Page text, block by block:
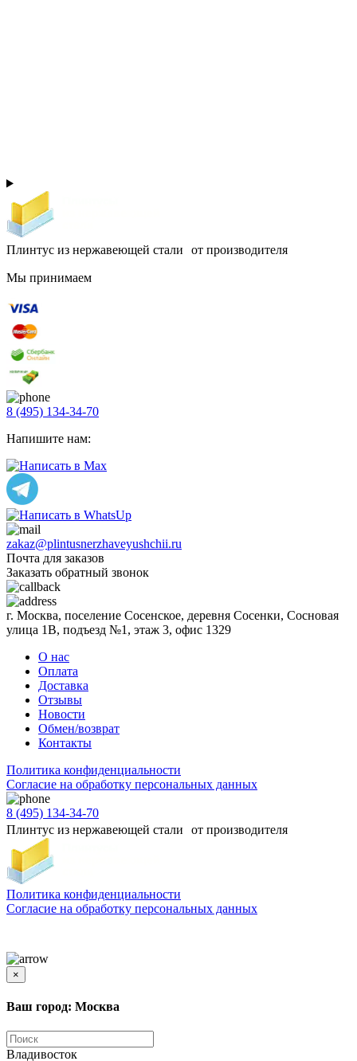
Плинтус из нержавеющей стали от производителя
Мы принимаем
8 (495) 134-34-70
Напишите нам:
zakaz@plintusnerzhaveyushchii.ru
Почта для заказов
Заказать обратный звонок
г. Москва, поселение Сосенское, деревня Сосенки, Сосновая
улица 1В, подъезд №1, этаж 3, офис 1329
О нас
Оплата
Доставка
Отзывы
Новости
Обмен/возврат
Контакты
Политика конфиденциальности
Согласиe на обработку персональных данных
8 (495) 134-34-70
Плинтус из нержавеющей стали от производителя
Политика конфиденциальности
Согласиe на обработку персональных данных
×
Ваш город: Москва
Владивосток